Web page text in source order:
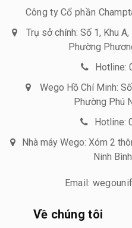
Công ty Cổ phần
Trụ sở chính: Số 1, Khu
Phường
Hotline:
Wego Hồ Chí Minh:
Phường Phú
Hotline:
Nhà máy Wego: Xóm 2
Ninh
Email:
Về chúng tôi